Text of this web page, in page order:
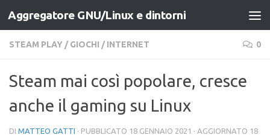
Salta al contenuto
Aggregatore GNU/Linux e dintorni
STEAM PLAY / GIOCHI / INTERNET 0
Steam mai così popolare, cresce
anche il gaming su Linux
DI MATTEO GATTI · PUBBLICATO 18 GENNAIO 2021 · AGGIORNATO 18